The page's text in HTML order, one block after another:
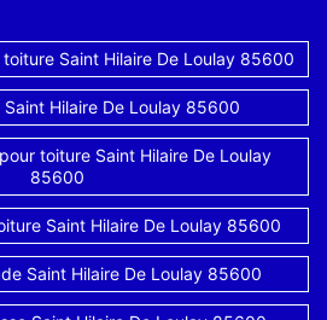
Saint Hilaire De Loulay 85600
Hilaire De Loulay 85600
toiture Saint Hilaire De Loulay
85600
Saint Hilaire De Loulay 85600
Saint Hilaire De Loulay 85600